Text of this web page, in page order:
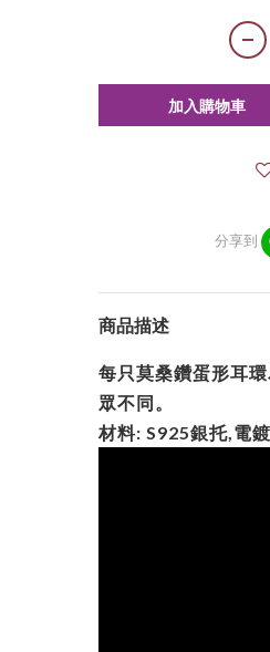
加入購物車
分享到
商品描述
每只莫桑鑽蛋形耳
眾不同。
材料: S925銀托,電